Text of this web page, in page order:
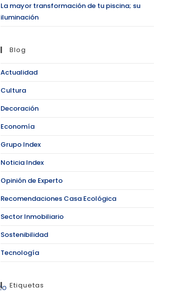
La mayor transformación de tu piscina; su
iluminación
Blog
Actualidad
Cultura
Decoración
Economía
Grupo Index
Noticia Index
Opinión de Experto
Recomendaciones Casa Ecológica
Sector Inmobiliario
Sostenibilidad
Tecnología
Etiquetas